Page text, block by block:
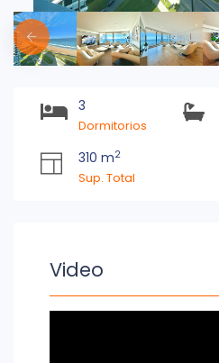
3
Dormitorios
310 m2
Sup. Total
Video